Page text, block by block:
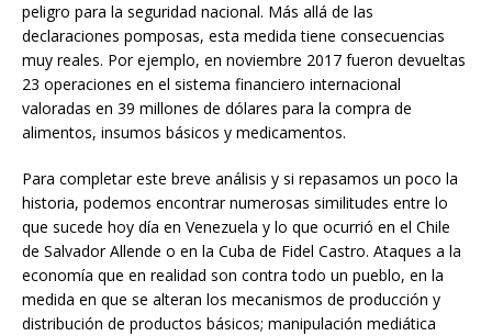
peligro para la seguridad nacional. Más allá de las
declaraciones pomposas, esta medida tiene consecuencias
muy reales. Por ejemplo, en noviembre 2017 fueron devueltas
23 operaciones en el sistema financiero internacional
valoradas en 39 millones de dólares para la compra de
alimentos, insumos básicos y medicamentos.
Para completar este breve análisis y si repasamos un poco la
historia, podemos encontrar numerosas similitudes entre lo
que sucede hoy día en Venezuela y lo que ocurrió en el Chile
de Salvador Allende o en la Cuba de Fidel Castro. Ataques a la
economía que en realidad son contra todo un pueblo, en la
medida en que se alteran los mecanismos de producción y
distribución de productos básicos; manipulación mediática